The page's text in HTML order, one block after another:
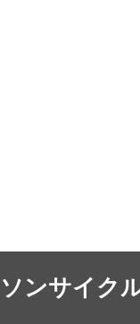
ンサイク